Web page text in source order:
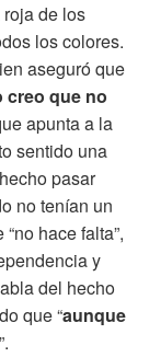
de los
los colores.
aseguró que
creo que no
apunta a la
sentido una
pasar
no tenían un
hace falta”,
y
del hecho
que “aunque
”.